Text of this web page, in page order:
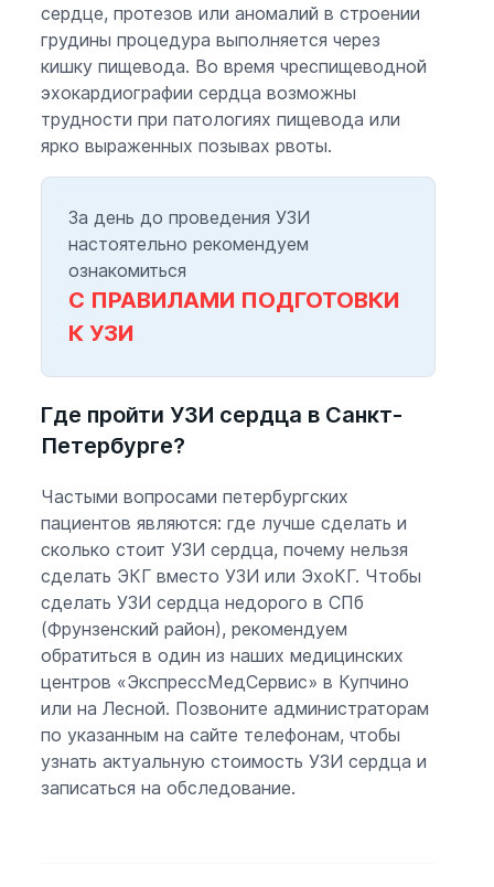
сердце, протезов или аномалий в строении
грудины процедура выполняется через
кишку пищевода. Во время чреспищеводной
эхокардиографии сердца возможны
трудности при патологиях пищевода или
ярко выраженных позывах рвоты.
За день до проведения УЗИ
настоятельно рекомендуем
ознакомиться
С ПРАВИЛАМИ ПОДГОТОВКИ
К УЗИ
Где пройти УЗИ сердца в Санкт-
Петербурге?
Частыми вопросами петербургских
пациентов являются: где лучше сделать и
сколько стоит УЗИ сердца, почему нельзя
сделать ЭКГ вместо УЗИ или ЭхоКГ. Чтобы
сделать УЗИ сердца недорого в СПб
(Фрунзенский район), рекомендуем
обратиться в один из наших медицинских
центров «ЭкспрессМедСервис» в Купчино
или на Лесной. Позвоните администраторам
по указанным на сайте телефонам, чтобы
узнать актуальную стоимость УЗИ сердца и
записаться на обследование.